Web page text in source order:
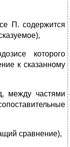
П. содержится
которого
к сказанному
между частями
сравнение),